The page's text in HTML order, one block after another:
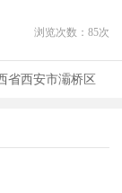
浏览次数： 85次
省西安市灞桥区